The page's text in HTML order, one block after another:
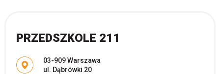
PRZEDSZKOLE 211
Adres pocztowy:
03-909 Warszawa
ul. Dąbrówki 20